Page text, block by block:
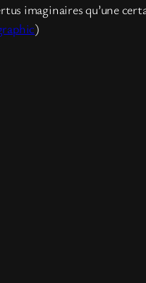
imaginaires qu’une
)